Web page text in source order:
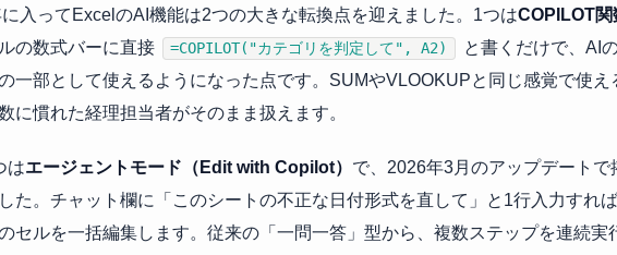
入ってExcelのAI機能は2つの大きな転換点を迎えました。1つはCOPILOT関
の数式バーに直接
=COPILOT("カテゴリを判定して", A2)
と書くだけで、AI
一部として使えるようになった点です。SUMやVLOOKUPと同じ感覚で使え
に慣れた経理担当者がそのまま扱えます。
はエージェントモード（Edit with Copilot） で、2026年3月のアップデートで
た。チャット欄に「このシートの不正な日付形式を直して」と1行入力すれ
セルを一括編集します。従来の「一問一答」型から、複数ステップを連続実